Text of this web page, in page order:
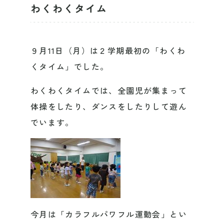
わくわくタイム
９月11日（月）は２学期最初の「わくわ
くタイム」でした。
わくわくタイムでは、全園児が集まって
体操をしたり、ダンスをしたりして遊ん
でいます。
今月は「カラフルパワフル運動会」とい